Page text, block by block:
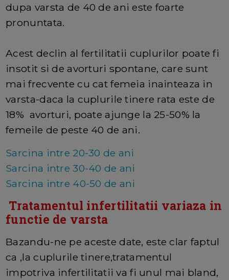
dupa varsta de 40 de ani este foarte
pronuntata.
Acest declin al fertilitatii cuplurilor poate fi
insotit si de avorturi spontane, care sunt
mai frecvente cu cat femeia inainteaza in
varsta-daca la cuplurile tinere rata este de
18% avorturi, poate ajunge la 25-50% la
femeile de peste 40 de ani.
Sarcina intre 20-30 de ani
Sarcina intre 30-40 de ani
Sarcina intre 40-50 de ani
Tratamentul infertilitatii variaza in
functie de varsta
Bazandu-ne pe aceste date, este clar faptul
ca ,la cuplurile tinere,tratamentul
impotriva infertilitatii va fi unul mai bland,